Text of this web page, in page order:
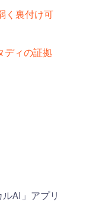
く裏付け可
ディの証拠
AI」アプリ